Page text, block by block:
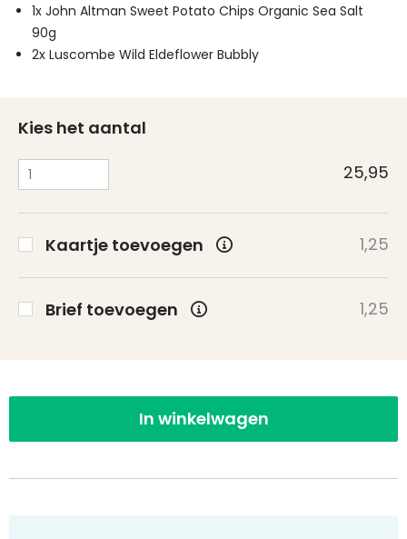
1x John Altman Sweet Potato Chips Organic Sea Salt
90g
2x Luscombe Wild Eldeflower Bubbly
Kies het aantal
25,95
Kaartje toevoegen 1,25
Brief toevoegen 1,25
In winkelwagen